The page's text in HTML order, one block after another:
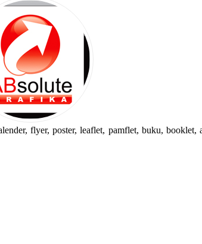
flyer, poster, leaflet, pamflet, buku,